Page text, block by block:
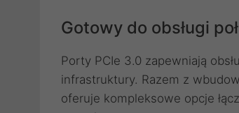
Gotowy do obsługi
Porty PCIe 3.0 zapewniają
infrastruktury. Razem z
oferuje kompleksowe opcje